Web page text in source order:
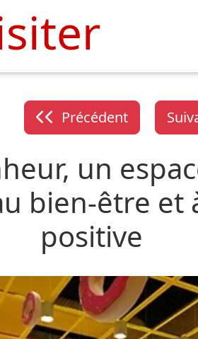
Précédent
un
bien-être et
positive